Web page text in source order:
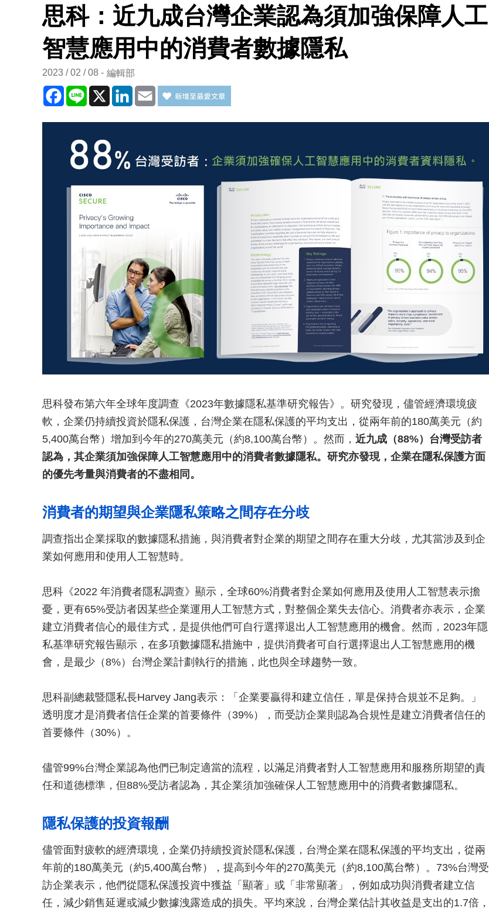
思科：近九成台灣企業認為須加強保障人工
智慧應用中的消費者數據隱私
2023 / 02 / 08 編輯部
Facebook
Line X LinkedInEmail
思科發布第六年全球年度調查《2023年數據隱私基準研究報告》。研究發現，儘管經濟環境疲
軟，企業仍持續投資於隱私保護，台灣企業在隱私保護的平均支出，從兩年前的180萬美元（約
5,400萬台幣）增加到今年的270萬美元（約8,100萬台幣）。然而， 近九成（88%）台灣受訪者
認為，其企業須加強保障人工智慧應用中的消費者數據隱私。研究亦發現，企業在隱私保護方面
的優先考量與消費者的不盡相同。
消費者的期望與企業隱私策略之間存在分歧
調查指出企業採取的數據隱私措施，與消費者對企業的期望之間存在重大分歧，尤其當涉及到企
業如何應用和使用人工智慧時。
思科《2022 年消費者隱私調查》顯示，全球60%消費者對企業如何應用及使用人工智慧表示擔
憂，更有65%受訪者因某些企業運用人工智慧方式，對整個企業失去信心。消費者亦表示，企業
建立消費者信心的最佳方式，是提供他們可自行選擇退出人工智慧應用的機會。然而，2023年隱
私基準研究報告顯示，在多項數據隱私措施中，提供消費者可自行選擇退出人工智慧應用的機
會，是最少（8%）台灣企業計劃執行的措施，此也與全球趨勢一致。
思科副總裁暨隱私長Harvey Jang表示：「企業要贏得和建立信任，單是保持合規並不足夠。」
透明度才是消費者信任企業的首要條件（39%），而受訪企業則認為合規性是建立消費者信任的
首要條件（30%）。
儘管99%台灣企業認為他們已制定適當的流程，以滿足消費者對人工智慧應用和服務所期望的責
任和道德標準，但88%受訪者認為，其企業須加強確保人工智慧應用中的消費者數據隱私。
隱私保護的投資報酬
儘管面對疲軟的經濟環境，企業仍持續投資於隱私保護，台灣企業在隱私保護的平均支出，從兩
年前的180萬美元（約5,400萬台幣），提高到今年的270萬美元（約8,100萬台幣）。73%台灣受
訪企業表示，他們從隱私保護投資中獲益「顯著」或「非常顯著」，例如成功與消費者建立信
任，減少銷售延遲或減少數據洩露造成的損失。平均來說，台灣企業估計其收益是支出的1.7倍，